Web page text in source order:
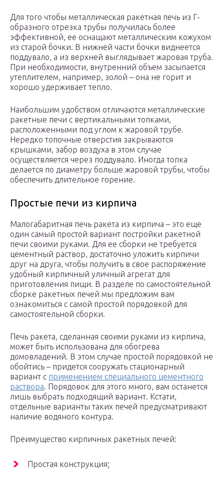
Для того чтобы металлическая ракетная печь из Г-
образного отрезка трубы получилась более
эффективной, ее оснащают металлическим кожухом
из старой бочки. В нижней части бочки виднеется
поддувало, а из верхней выглядывает жаровая труба.
При необходимости, внутренний объем засыпается
утеплителем, например, золой – она не горит и
хорошо удерживает тепло.
Наибольшим удобством отличаются металлические
ракетные печи с вертикальными топками,
расположенными под углом к жаровой трубе.
Нередко топочные отверстия закрываются
крышками, забор воздуха в этом случае
осуществляется через поддувало. Иногда топка
делается по диаметру больше жаровой трубы, чтобы
обеспечить длительное горение.
Простые печи из кирпича
Малогабаритная печь ракета из кирпича – это еще
один самый простой вариант постройки ракетной
печи своими руками. Для ее сборки не требуется
цементный раствор, достаточно уложить кирпичи
друг на друга, чтобы получить в свое распоряжение
удобный кирпичный уличный агрегат для
приготовления пищи. В разделе по самостоятельной
сборке ракетных печей мы предложим вам
ознакомиться с самой простой порядовкой для
самостоятельной сборки.
Печь ракета, сделанная своими руками из кирпича,
может быть использована для обогрева
домовладений. В этом случае простой порядовкой не
обойтись – придется сооружать стационарный
вариант с применением специального цементного
раствора. Порядовок для этого много, вам останется
лишь выбрать подходящий вариант. Кстати,
отдельные варианты таких печей предусматривают
наличие водяного контура.
Преимущество кирпичных ракетных печей:
Простая конструкция;